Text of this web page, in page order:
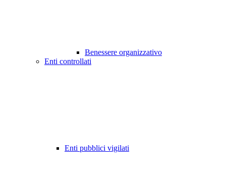
Benessere organizzativo
Enti controllati
Enti pubblici vigilati